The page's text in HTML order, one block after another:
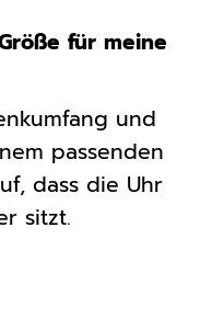
für meine
und
passenden
dass die Uhr
sitzt.